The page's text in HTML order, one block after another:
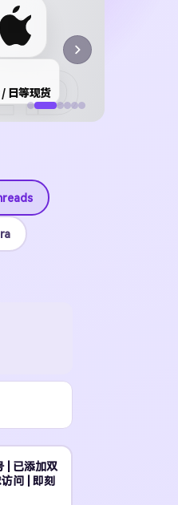
ID
日等现货
| 已添加双
问 | 即刻